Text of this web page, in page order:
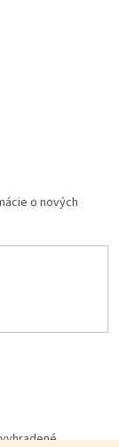
o nových